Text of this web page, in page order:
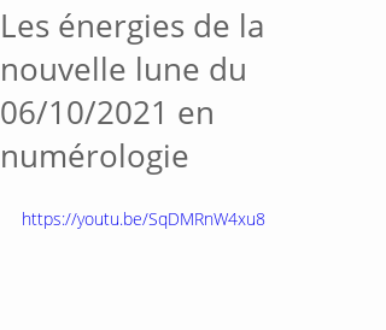
Les énergies de la
nouvelle lune du
06/10/2021 en
numérologie
https://youtu.be/SqDMRnW4xu8